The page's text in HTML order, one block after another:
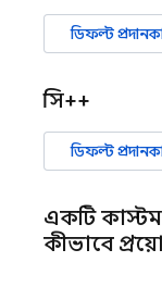
ডিফল্ট
সি++
ডিফল্ট
একটি কাস্টম
কীভাবে